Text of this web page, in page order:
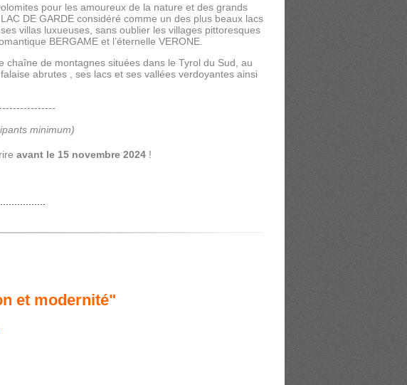
pour les amoureux de la nature et des grands
DE GARDE considéré comme un des plus beaux lacs
villas luxueuses, sans oublier les villages pittoresques
BERGAME et l’éternelle VERONE.
de montagnes situées dans le Tyrol du Sud, au
abrutes , ses lacs et ses vallées verdoyantes ainsi
minimum)
avant le 15 novembre 2024 !
et modernité"